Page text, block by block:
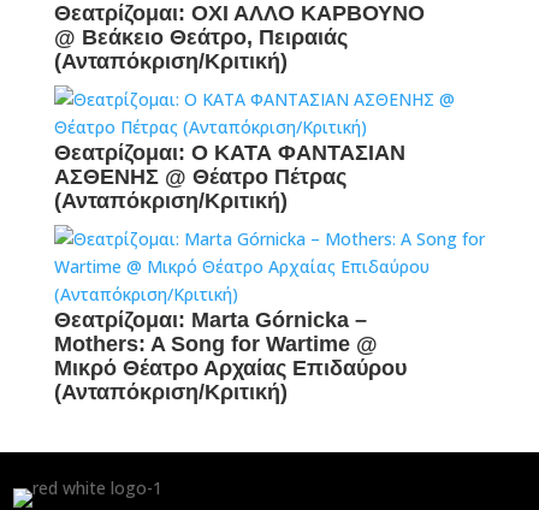
Θεατρίζομαι: ΟΧΙ ΑΛΛΟ ΚΑΡΒΟΥΝΟ
@ Βεάκειο Θεάτρο, Πειραιάς
(Ανταπόκριση/Κριτική)
Θεατρίζομαι: Ο ΚΑΤΑ ΦΑΝΤΑΣΙΑΝ
ΑΣΘΕΝΗΣ @ Θέατρο Πέτρας
(Ανταπόκριση/Κριτική)
Θεατρίζομαι: Marta Górnicka –
Mothers: A Song for Wartime @
Μικρό Θέατρο Αρχαίας Επιδαύρου
(Ανταπόκριση/Κριτική)